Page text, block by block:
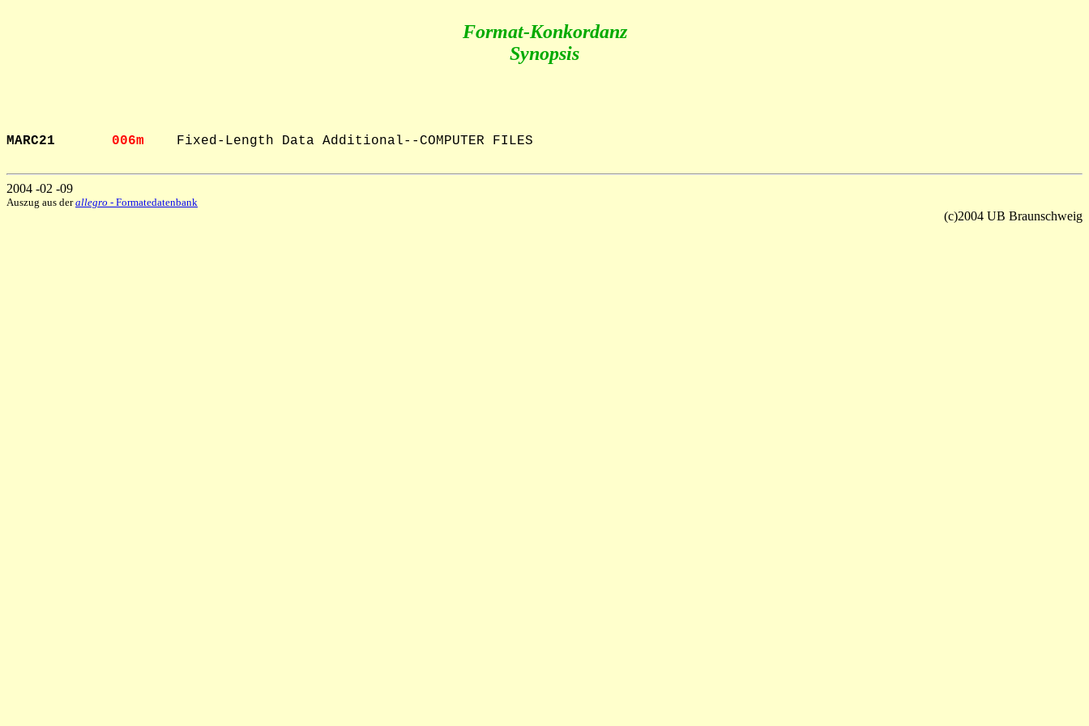
Format-Konkordanz
Synopsis
MARC21 006m Fixed-Length Data Additional--COMPUTER FILES
2004 -02 -09
Auszug aus derallegro - Formatedatenbank
(c)2004 UB Braunschweig